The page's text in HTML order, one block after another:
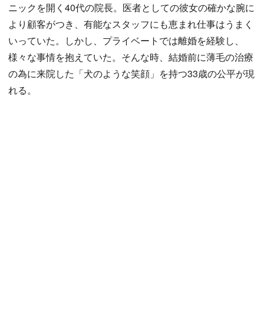
ニックを開く40代の院長。医者としての彼女の確かな腕に
より顧客がつき、有能なスタッフにも恵まれ仕事はうまく
いっていた。しかし、プライベートでは離婚を経験し、
様々な事情を抱えていた。そんな時、結婚前に薄毛の治療
の為に来院した「犬のような笑顔」を持つ33歳の公平が現
れる。